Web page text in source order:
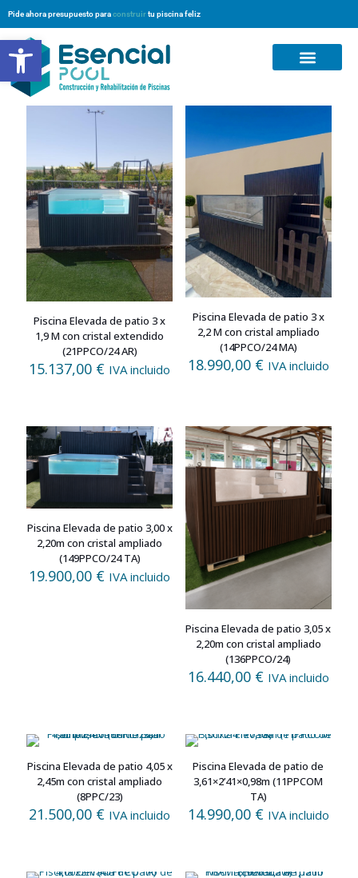
Abrir barra de herramientas
Pide ahora presupuesto paraconstruirtu piscina feliz
Piscina Elevada de patio 3 x
1,9 M con cristal extendido
(21PPCO/24 AR)
15.137,00 € IVA incluido
Piscina Elevada de patio 3 x
2,2 M con cristal ampliado
(14PPCO/24 MA)
18.990,00 € IVA incluido
Piscina Elevada de patio 3,00 x
2,20m con cristal ampliado
(149PPCO/24 TA)
19.900,00 € IVA incluido
Piscina Elevada de patio 3,05 x
2,20m con cristal ampliado
(136PPCO/24)
16.440,00 € IVA incluido
Piscina Elevada de patio 4,05 x
2,45m con cristal ampliado
(8PPC/23)
21.500,00 € IVA incluido
Piscina Elevada de patio de
3,61×2’41×0,98m (11PPCOM
TA)
14.990,00 € IVA incluido